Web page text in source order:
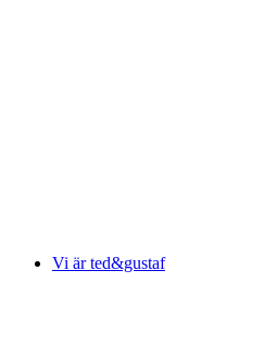
Vi är ted&gustaf